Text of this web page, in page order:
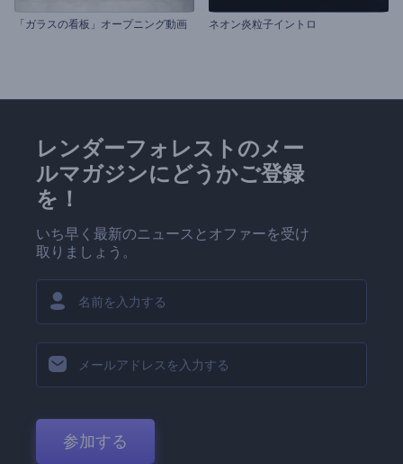
「ガラスの看板」オープニング動画 ネオン炎粒子イントロ
レンダーフォレストのメー
ルマガジンにどうかご登録
を！
いち早く最新のニュースとオファーを受け
取りましょう。
参加する